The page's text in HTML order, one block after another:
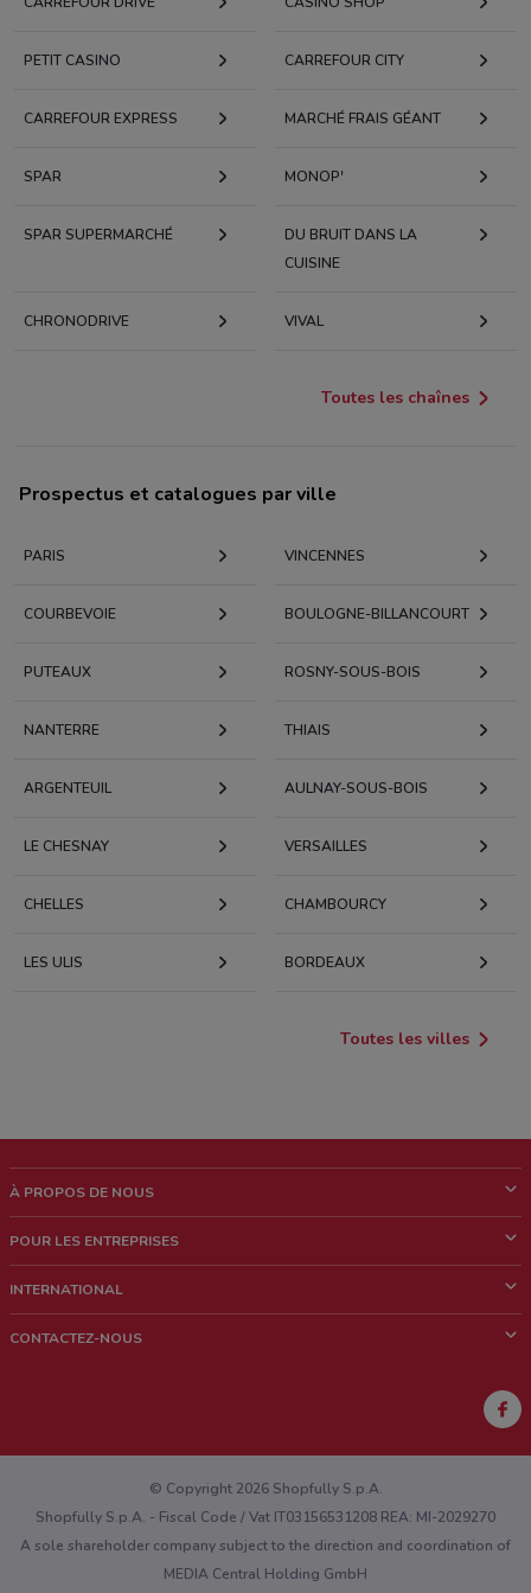
PETIT CASINO CARREFOUR CITY
CARREFOUR EXPRESS MARCHÉ FRAIS GÉANT
SPAR MONOP'
SPAR SUPERMARCHÉ
DU BRUIT DANS LA
CUISINE
CHRONODRIVE VIVAL
Toutes les chaînes
Prospectus et catalogues par ville
PARIS VINCENNES
COURBEVOIE BOULOGNE-BILLANCOURT
PUTEAUX ROSNY-SOUS-BOIS
NANTERRE THIAIS
ARGENTEUIL AULNAY-SOUS-BOIS
LE CHESNAY VERSAILLES
CHELLES CHAMBOURCY
LES ULIS BORDEAUX
Toutes les villes
À PROPOS DE NOUS
News & Médias
POUR LES ENTREPRISES
Contacts commerciaux et/ou marketing
INTERNATIONAL
CONTACTEZ-NOUS
Vous rencontrez un problème technique sur l’appli ou le site?
© Copyright 2026 Shopfully S.p.A.
Shopfully S.p.A. - Fiscal Code / Vat IT03156531208 REA: MI-2029270
A sole shareholder company subject to the direction and coordination of
MEDIA Central Holding GmbH